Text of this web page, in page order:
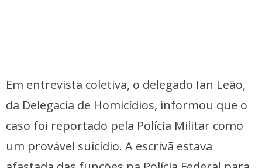
Em entrevista coletiva, o delegado Ian Leão,
da Delegacia de Homicídios, informou que o
caso foi reportado pela Polícia Militar como
um provável suicídio. A escrivã estava